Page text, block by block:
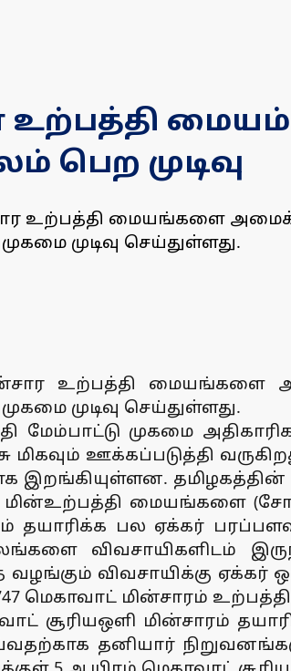
உற்பத்தி
பெற முடிவு
உற்பத்தி மையங்களை
முடிவு செய்துள்ளது.
உற்பத்தி மையங்களை
முடிவு செய்துள்ளது.
மேம்பாட்டு முகமை
மிகவும் ஊக்கப்படுத்தி
இறங்கியுள்ளன.
மின்உற்பத்தி மையங்களை
தயாரிக்க பல ஏக்கர்
விவசாயிகளிடம்
விவசாயிக்கு ஏக்கர்
மெகாவாட் மின்சாரம்
சூரியஒளி மின்சாரம்
தனியார்